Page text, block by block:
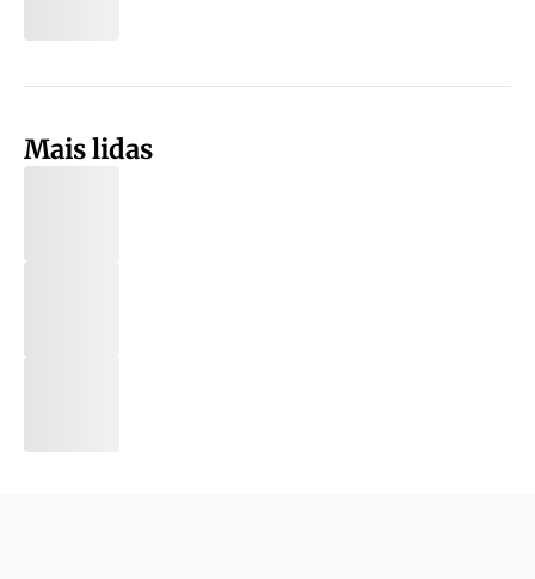
Mais lidas